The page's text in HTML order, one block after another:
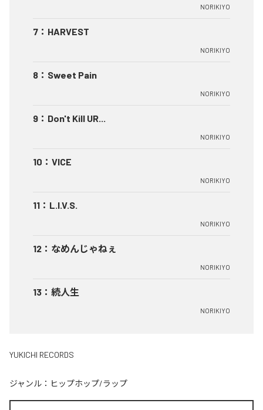
NORIKIYO
7 ： HARVEST
NORIKIYO
8 ： Sweet Pain
NORIKIYO
9 ： Don't Kill UR...
NORIKIYO
10 ： VICE
NORIKIYO
11 ： L.I.V.S.
NORIKIYO
12 ： なめんじゃねぇ
NORIKIYO
13 ： 続人生
NORIKIYO
YUKICHI RECORDS
ジャンル： ヒップホップ/ラップ